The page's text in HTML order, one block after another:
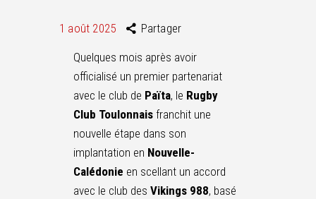
1 août 2025 Partager
Quelques mois après avoir
officialisé un premier partenariat
avec le club de Païta, le Rugby
Club Toulonnais franchit une
nouvelle étape dans son
implantation en Nouvelle-
Calédonie en scellant un accord
avec le club des Vikings 988, basé